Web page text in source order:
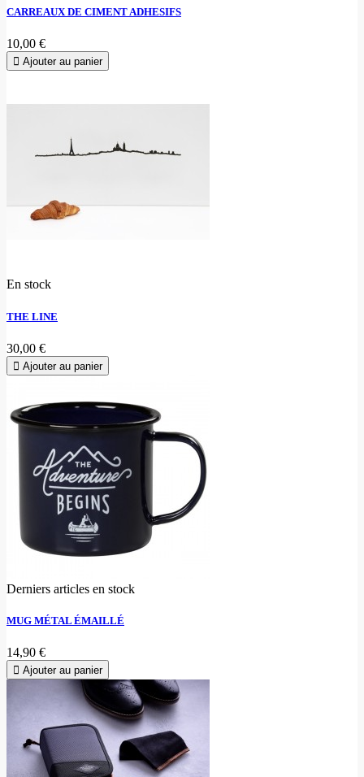
CARREAUX DE CIMENT ADHESIFS
10,00 €
Ajouter au panier
En stock
THE LINE
30,00 €
Ajouter au panier
Derniers articles en stock
MUG MÉTAL ÉMAILLÉ
14,90 €
Ajouter au panier